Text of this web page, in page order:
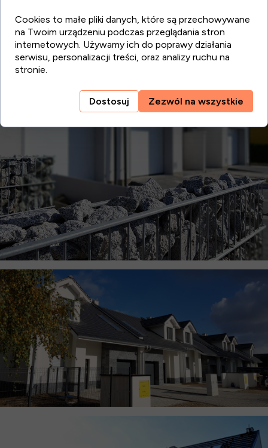
Cookies to małe pliki danych, które są przechowywane
na Twoim urządzeniu podczas przeglądania stron
internetowych. Używamy ich do poprawy działania
serwisu, personalizacji treści, oraz analizy ruchu na
stronie.
Dostosuj Zezwól na wszystkie